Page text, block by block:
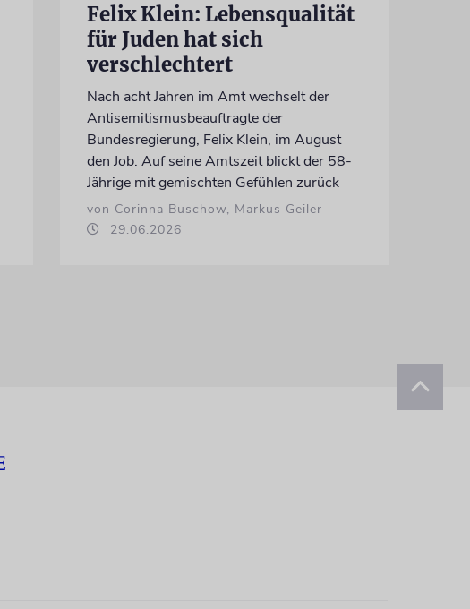
Felix Klein: Lebensqualität
für Juden hat sich
verschlechtert
Nach acht Jahren im Amt wechselt der
Antisemitismusbeauftragte der
Bundesregierung, Felix Klein, im August
den Job. Auf seine Amtszeit blickt der 58-
Jährige mit gemischten Gefühlen zurück
von Corinna Buschow, Markus Geiler
29.06.2026